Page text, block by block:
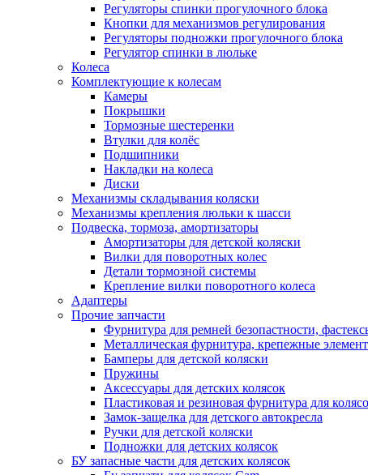
Регуляторы спинки прогулочного блока
Кнопки для механизмов регулирования
Регуляторы подножки прогулочного блока
Регулятор спинки в люльке
Колеса
Комплектующие к колесам
Камеры
Покрышки
Тормозные шестеренки
Втулки для колёс
Подшипники
Накладки на колеса
Диски
Механизмы складывания коляски
Механизмы крепления люльки к шасси
Подвеска, тормоза, амортизаторы
Амортизаторы для детской коляски
Вилки для поворотных колес
Детали тормозной системы
Крепление вилки поворотного колеса
Адаптеры
Прочие запчасти
Фурнитура для ремней безопастности,
Металлическая фурнитура, крепежные
Бамперы для детской коляски
Пружины
Аксессуары для детских колясок
Пластиковая и резиновая фурнитура для
Замок-защелка для детского автокресла
Ручки для детской коляски
Подножки для детских колясок
БУ запасные части для детских колясок